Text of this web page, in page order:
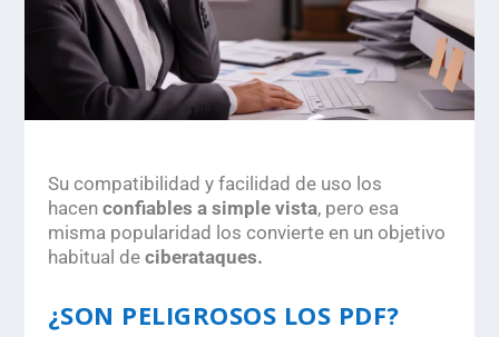
Su compatibilidad y facilidad de uso los
hacen confiables a simple vista, pero esa
misma popularidad los convierte en un objetivo
habitual de ciberataques.
¿SON PELIGROSOS LOS PDF?